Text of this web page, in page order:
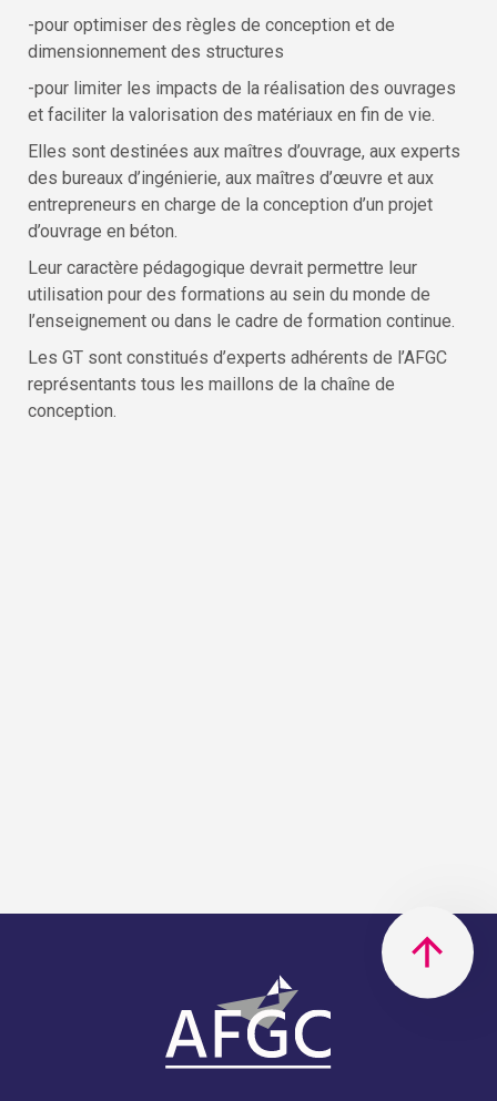
-pour optimiser des règles de conception et de
dimensionnement des structures
-pour limiter les impacts de la réalisation des ouvrages
et faciliter la valorisation des matériaux en fin de vie.
Elles sont destinées aux maîtres d’ouvrage, aux experts
des bureaux d’ingénierie, aux maîtres d’œuvre et aux
entrepreneurs en charge de la conception d’un projet
d’ouvrage en béton.
Leur caractère pédagogique devrait permettre leur
utilisation pour des formations au sein du monde de
l’enseignement ou dans le cadre de formation continue.
Les GT sont constitués d’experts adhérents de l’AFGC
représentants tous les maillons de la chaîne de
conception.